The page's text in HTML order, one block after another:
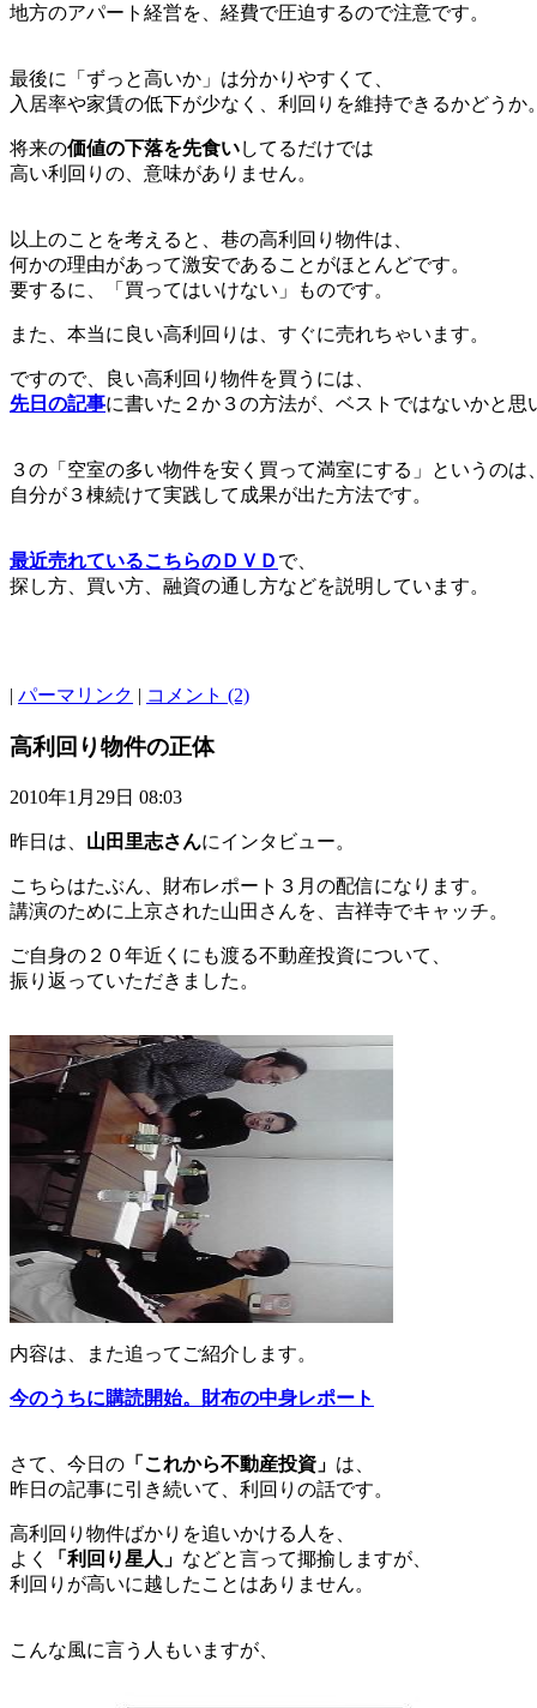
地方のアパート経営を、経費で圧迫するので注意です。
最後に「ずっと高いか」は分かりやすくて、
入居率や家賃の低下が少なく、利回りを維持できるかどうか。
将来の価値の下落を先食いしてるだけでは
高い利回りの、意味がありません。
以上のことを考えると、巷の高利回り物件は、
何かの理由があって激安であることがほとんどです。
要するに、「買ってはいけない」ものです。
また、本当に良い高利回りは、すぐに売れちゃいます。
ですので、良い高利回り物件を買うには、
先日の記事に書いた２か３の方法が、ベストではないかと思
３の「空室の多い物件を安く買って満室にする」というのは、
自分が３棟続けて実践して成果が出た方法です。
最近売れているこちらのＤＶＤ で、
探し方、買い方、融資の通し方などを説明しています。
| パーマリンク | コメント (2)
高利回り物件の正体
2010年1月29日 08:03
昨日は、 山田里志さんにインタビュー。
こちらはたぶん、財布レポート３月の配信になります。
講演のために上京された山田さんを、吉祥寺でキャッチ。
ご自身の２０年近くにも渡る不動産投資について、
振り返っていただきました。
内容は、また追ってご紹介します。
今のうちに購読開始。財布の中身レポート
さて、今日の 「これから不動産投資」 は、
昨日の記事に引き続いて、利回りの話です。
高利回り物件ばかりを追いかける人を、
よく
「利回り星人」 などと言って揶揄しますが、
利回りが高いに越したことはありません。
こんな風に言う人もいますが、